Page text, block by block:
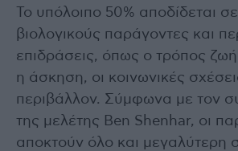
Το υπόλοιπο 50% αποδίδεται
βιολογικούς παράγοντες και
επιδράσεις, όπως ο τρόπος
η άσκηση, οι κοινωνικές
περιβάλλον. Σύμφωνα με τον
της μελέτης Ben Shenhar, οι
αποκτούν όλο και μεγαλύτερη